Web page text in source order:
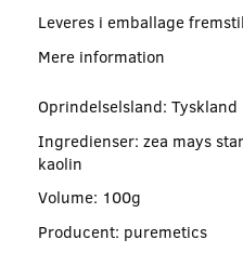
Leveres i emballage
Mere information
Oprindelselsland: Tyskland
Ingredienser: zea mays
kaolin
Volume: 100g
Producent: puremetics